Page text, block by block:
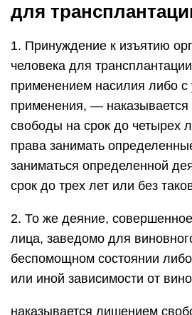
для
1. Принуждение к изъятию
человека для
применением насилия либо с
применения, —
свободы на срок до четырех
права занимать
заниматься определенной
срок до трех лет или без
2. То же деяние,
лица, заведомо для
беспомощном состоянии
или иной зависимости от
наказывается лишением